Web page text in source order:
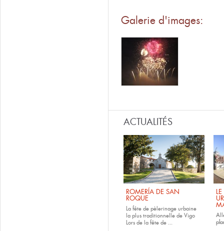
Galerie d'images:
ACTUALITÉS
ROMERÍA DE SAN
ROQUE
La fête de pèlerinage urbaine
la plus traditionnelle de Vigo
Lors de la fête de ...